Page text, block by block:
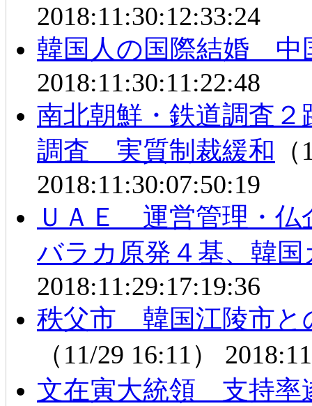
2018:11:30:12:33:24
韓国人の国際結婚 中
2018:11:30:11:22:48
南北朝鮮・鉄道調査
調査 実質制裁緩和
2018:11:30:07:50:19
ＵＡＥ 運営管理・
バラカ原発４基、韓
2018:11:29:17:19:36
秩父市 韓国江陵市と
（11/29 16:11）
文在寅大統領 支持率